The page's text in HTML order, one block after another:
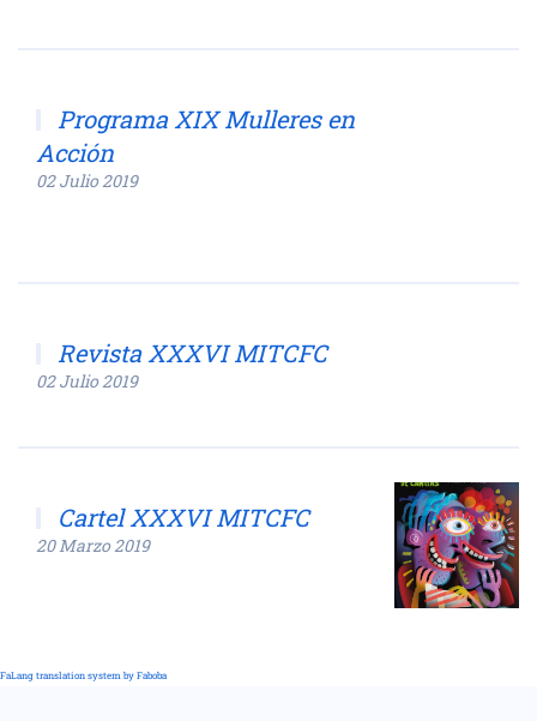
Programa XIX Mulleres en
Acción
02 Julio 2019
Revista XXXVI MITCFC
02 Julio 2019
Cartel XXXVI MITCFC
20 Marzo 2019
FaLang translation system by Faboba